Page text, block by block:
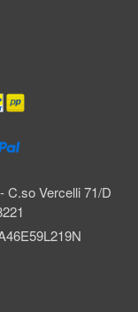
C.so Vercelli 71/D